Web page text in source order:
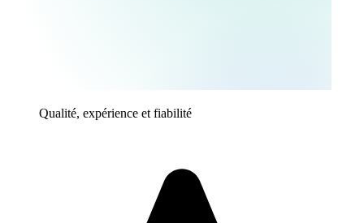
Qualité, expérience et fiabilité